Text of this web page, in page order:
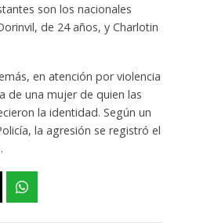
son los nacionales
de 24 años, y Charlotin
en atención por violencia
de una mujer de quien las
la identidad. Según un
la agresión se registró el